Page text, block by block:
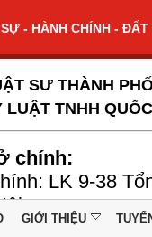
- HÀNH CHÍNH -
SƯ THÀNH
LUẬT TNHH
chính:
LK 9-38
GIỚI THIỆU